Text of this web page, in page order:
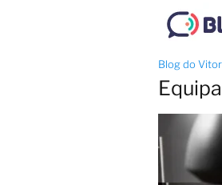
Blog do Vitor